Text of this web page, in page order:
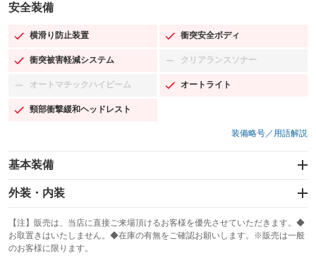
安全装備
横滑り防止装置
：装備あり 衝突安全ボディ
：装備あり
衝突被害軽減システム
：装備あり クリアランスソナー
：装備なし
オートマチックハイビーム
：装備なし オートライト
：装備あり
頸部衝撃緩和ヘッドレスト
：装備あり
装備略号／用語解説
基本装備
エアバッグ：運転席/助手席/サイド
：装備あり
：装備なし
サンルーフ
：装備なし ABS
外装・内装
カーナビ：SDナビ
：装備あり
TV：フルセグ
：装備あり
【注】販売は、当店に直接ご来場頂けるお客様を優先させていただきます。◆
お取置きはいたしません。◆在庫の有無をご確認お願いします。※販売は一般
のお客様に限ります。